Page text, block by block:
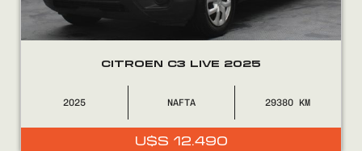
CITROEN C3 LIVE 2025
2025 NAFTA 29380
U$S 12.490